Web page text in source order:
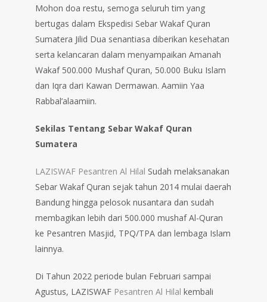
Mohon doa restu, semoga seluruh tim yang
bertugas dalam Ekspedisi Sebar Wakaf Quran
Sumatera Jilid Dua senantiasa diberikan kesehatan
serta kelancaran dalam menyampaikan Amanah
Wakaf 500.000 Mushaf Quran, 50.000 Buku Islam
dan Iqra dari Kawan Dermawan. Aamiin Yaa
Rabbal’alaamiin.
Sekilas Tentang Sebar Wakaf Quran
Sumatera
LAZISWAF Pesantren Al Hilal Sudah melaksanakan
Sebar Wakaf Quran sejak tahun 2014 mulai daerah
Bandung hingga pelosok nusantara dan sudah
membagikan lebih dari 500.000 mushaf Al-Quran
ke Pesantren Masjid, TPQ/TPA dan lembaga Islam
lainnya.
Di Tahun 2022 periode bulan Februari sampai
Agustus, LAZISWAF Pesantren Al Hilal kembali